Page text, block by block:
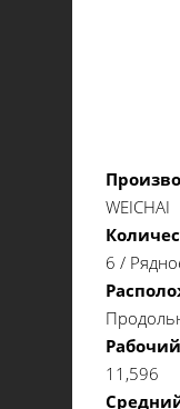
WEICHAI
6 /
11,596